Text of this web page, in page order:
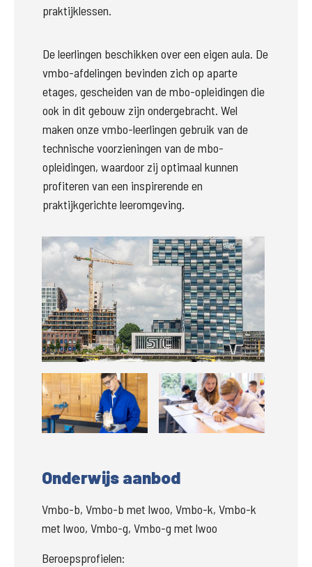
praktijklessen.
De leerlingen beschikken over een eigen aula. De
vmbo-afdelingen bevinden zich op aparte
etages, gescheiden van de mbo-opleidingen die
ook in dit gebouw zijn ondergebracht. Wel
maken onze vmbo-leerlingen gebruik van de
technische voorzieningen van de mbo-
opleidingen, waardoor zij optimaal kunnen
profiteren van een inspirerende en
praktijkgerichte leeromgeving.
Groter
Groter Groter
Onderwijs aanbod
Vmbo-b, Vmbo-b met lwoo, Vmbo-k, Vmbo-k
met lwoo, Vmbo-g, Vmbo-g met lwoo
Beroepsprofielen: